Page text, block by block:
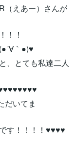
（えあー）さんが
！！
｀●)♥
、とても私達二人
だいてま
す！！！！♥♥♥♥